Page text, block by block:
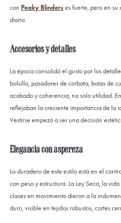
con Peaky Blinderses fuerte, pero en
diario.
Accesorios y detalles
La época consolidó el gusto por los
bolsillo, pasadores de corbata, botas de
acabado y coherencia, no solo utilidad.
reflejaban la creciente importancia de la
Vestirse empezó a ser una decisión
Elegancia con aspereza
Lo duradero de este estilo está en el
con peso y estructura. La Ley Seca, la
clases en movimiento dieron a la
duro, visible en tejidos robustos, cortes